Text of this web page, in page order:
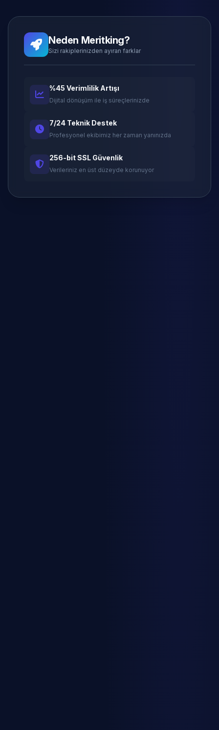
Neden Meritking?
Sizi rakiplerinizden ayıran farklar
%45 Verimlilik Artışı
Dijital dönüşüm ile iş süreçlerinizde
7/24 Teknik Destek
Profesyonel ekibimiz her zaman yanınızda
256-bit SSL Güvenlik
Verileriniz en üst düzeyde korunuyor